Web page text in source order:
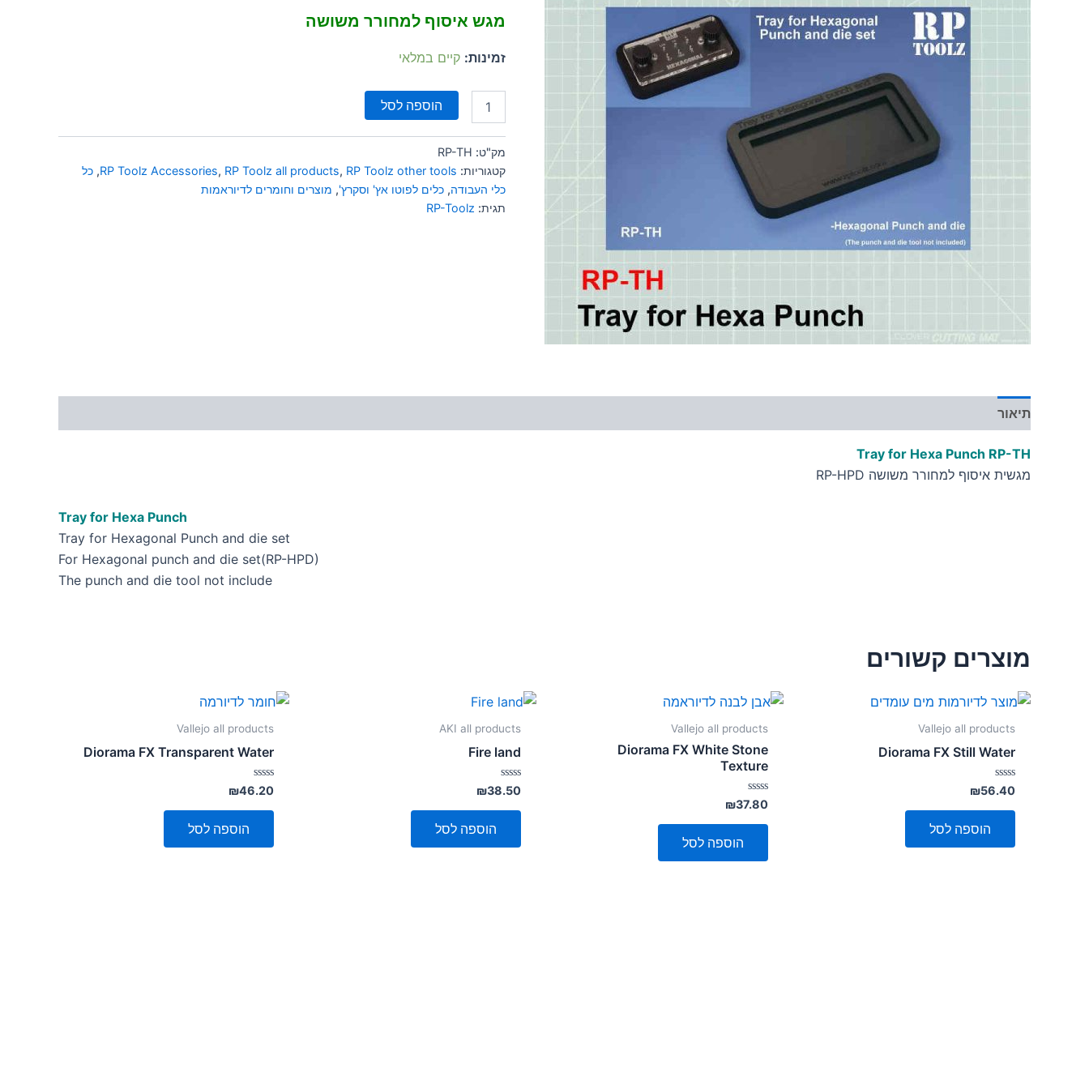
מגש איסוף למחורר משושה
זמינות: קיים במלאי
הוספה לסל
מק"ט: RP-TH
קטגוריות:
RP Toolz Accessories, RP Toolz all products, RP Toolz other tools
, כל
כלי העבודה, כלים לפוטו אץ' וסקרץ', מוצרים וחומרים לדיוראמות
תגית: RP-Toolz
תיאור
Tray for Hexa Punch RP-TH
מגשית איסוף למחורר משושה RP-HPD
Tray for Hexa Punch
Tray for Hexagonal Punch and die set
For Hexagonal punch and die set(RP-HPD)
The punch and die tool not include
מוצרים קשורים
Vallejo all products
Diorama FX Still Water
דורג
0
מתוך
₪56.40
הוספה לסל
Vallejo all products
Diorama FX White Stone
Texture
דורג
0
מתוך
₪37.80
הוספה לסל
AKI all products
Fire land
דורג
0
מתוך
₪38.50
הוספה לסל
Vallejo all products
Diorama FX Transparent Water
דורג
0
מתוך
₪46.20
הוספה לסל